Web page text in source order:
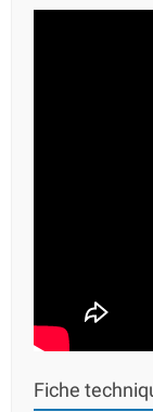
Fiche